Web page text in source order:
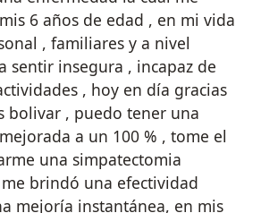
6 años de edad , en mi vida
, familiares y a nivel
sentir insegura , incapaz de
, hoy en día gracias
bolivar , puedo tener una
a un 100 % , tome el
una simpatectomia
brindó una efectividad
mejoría instantánea, en mis